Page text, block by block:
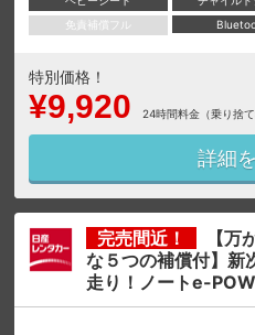
免責補償フル
特別価格！
¥9,920 24時間料金（乗り捨
詳細
完売間近！
【万
な５つの補償付】新
走り！ノートe-